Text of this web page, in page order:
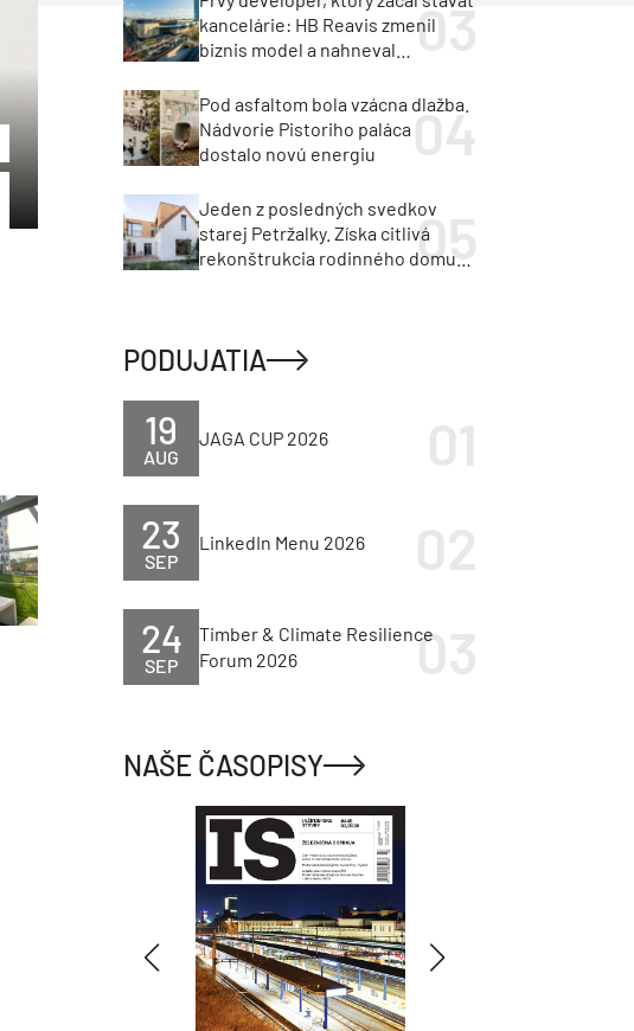
kancelárie: HB Reavis zmenil
biznis model a nahneval
Pod asfaltom bola vzácna dlažba.
Nádvorie Pistoriho paláca
dostalo novú energiu
Jeden z posledných svedkov
starej Petržalky. Získa citlivá
rekonštrukcia rodinného domu
PODUJATIA
AUG
19 JAGA CUP 2026
SEP
23 LinkedIn Menu 2026
SEP
24
Timber & Climate Resilience
Forum 2026
NAŠE ČASOPISY